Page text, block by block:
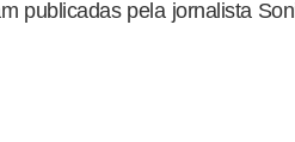
publicadas pela jornalista